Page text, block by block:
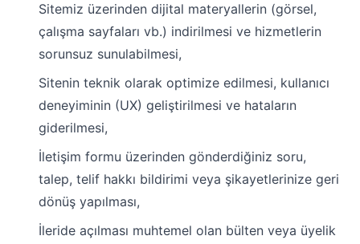
Sitemiz üzerinden dijital materyallerin (görsel,
çalışma sayfaları vb.) indirilmesi ve hizmetlerin
sorunsuz sunulabilmesi,
Sitenin teknik olarak optimize edilmesi, kullanıcı
deneyiminin (UX) geliştirilmesi ve hataların
giderilmesi,
İletişim formu üzerinden gönderdiğiniz soru,
talep, telif hakkı bildirimi veya şikayetlerinize geri
dönüş yapılması,
İleride açılması muhtemel olan bülten veya üyelik